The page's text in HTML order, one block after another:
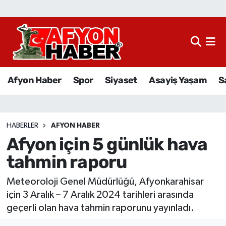
Afyon Haber Spor Siyaset Asayiş Yaşam
HABERLER AFYON HABER
Afyon için 5 günlük hava
tahmin raporu
Meteoroloji Genel Müdürlüğü, Afyonkarahisar
için 3 Aralık – 7 Aralık 2024 tarihleri arasında
geçerli olan hava tahmin raporunu yayınladı.
Afyon Haber
Sağlık
Eğitim
Sivil Toplum